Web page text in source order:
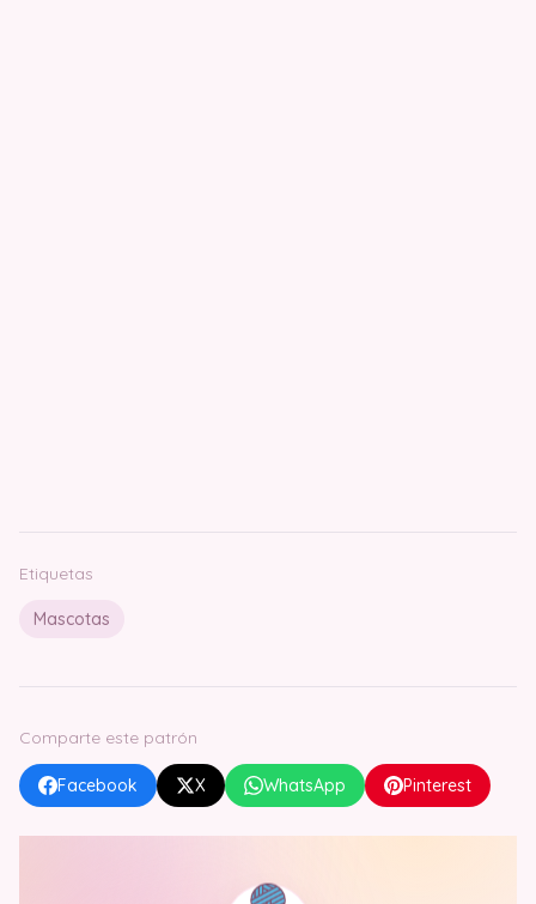
Etiquetas
Mascotas
Comparte este patrón
Facebook X WhatsApp Pinterest